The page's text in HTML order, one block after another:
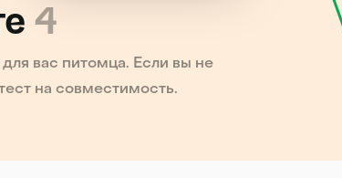
4
вас питомца. Если вы не
на совместимость.